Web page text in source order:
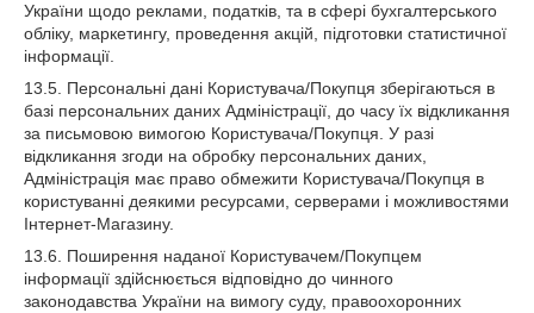
України щодо реклами, податків, та в сфері бухгалтерського
обліку, маркетингу, проведення акцій, підготовки статистичної
інформації.
13.5. Персональні дані Користувача/Покупця зберігаються в
базі персональних даних Адміністрації, до часу їх відкликання
за письмовою вимогою Користувача/Покупця. У разі
відкликання згоди на обробку персональних даних,
Адміністрація має право обмежити Користувача/Покупця в
користуванні деякими ресурсами, серверами і можливостями
Інтернет-Магазину.
13.6. Поширення наданої Користувачем/Покупцем
інформації здійснюється відповідно до чинного
законодавства України на вимогу суду, правоохоронних